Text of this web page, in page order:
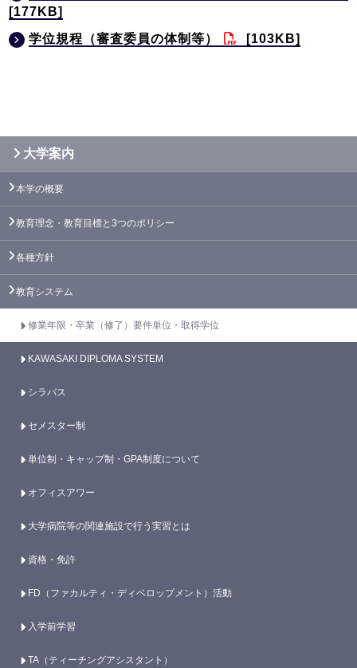
[177KB]
学位規程（審査委員の体制等）
[103KB]
大学案内
本学の概要
教育理念・教育目標と3つのポリシー
各種方針
教育システム
修業年限・卒業（修了）要件単位・取得学位
KAWASAKI DIPLOMA SYSTEM
シラバス
セメスター制
単位制・キャップ制・GPA制度について
オフィスアワー
大学病院等の関連施設で行う実習とは
資格・免許
FD（ファカルティ・ディベロップメント）活動
入学前学習
TA（ティーチングアシスタント）